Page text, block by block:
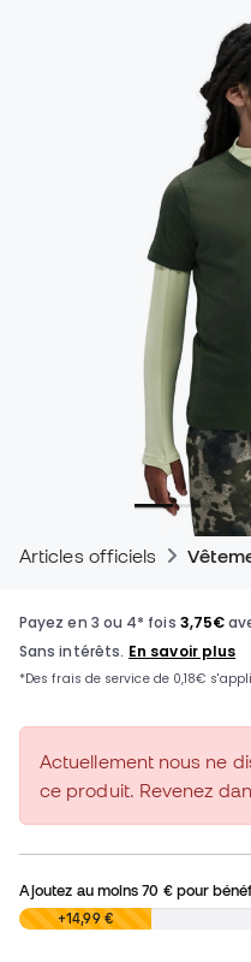
Articles officiels
Actuellement nous ne
ce produit. Revenez
Ajoutez au moins70 €pour
0,00 €+14,99 €